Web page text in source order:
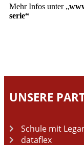
Mehr Infos unter „
serie“
UNSERE
Schule mit
dataflex